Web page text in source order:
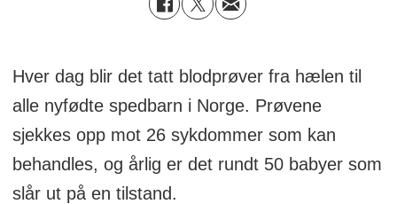
Hver dag blir det tatt blodprøver fra hælen til
alle nyfødte spedbarn i Norge. Prøvene
sjekkes opp mot 26 sykdommer som kan
behandles, og årlig er det rundt 50 babyer som
slår ut på en tilstand.